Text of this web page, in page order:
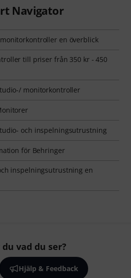
Navigator
en överblick
till priser från 350 kr - 450
monitorkontroller
och inspelningsutrustning
för Behringer
inspelningsutrustning en
vad du ser?
Hjälp & Feedback